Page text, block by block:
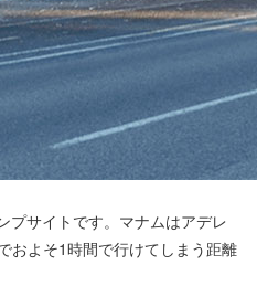
プサイトです。マナムはアデレ
およそ1時間で行けてしまう距離